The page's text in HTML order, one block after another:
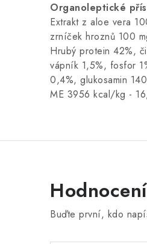
Organoleptické
Extrakt z aloe vera
zrníček hroznů 100
Hrubý protein 42%,
vápník 1,5%, fosfor
0,4%, glukosamin
ME 3956 kcal/kg -
Buďte první, kdo